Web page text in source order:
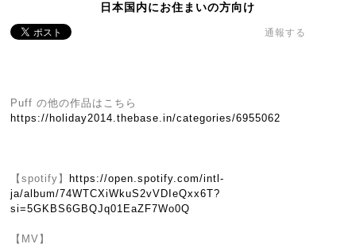
日本国内にお住まいの方向け
通報する
Puff の他の作品はこちら
https://holiday2014.thebase.in/categories/6955062
【spotify】
https://open.spotify.com/intl-
ja/album/74WTCXiWkuS2vVDIeQxx6T?
si=5GKBS6GBQJq01EaZF7Wo0Q
【MV】